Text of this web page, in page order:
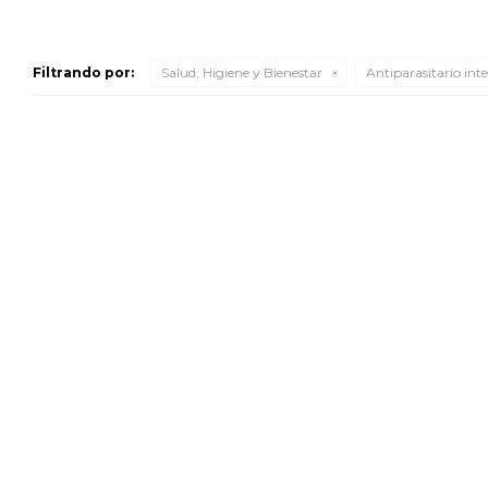
Filtrando por: Salud, Higiene y Bienestar Antiparasitario